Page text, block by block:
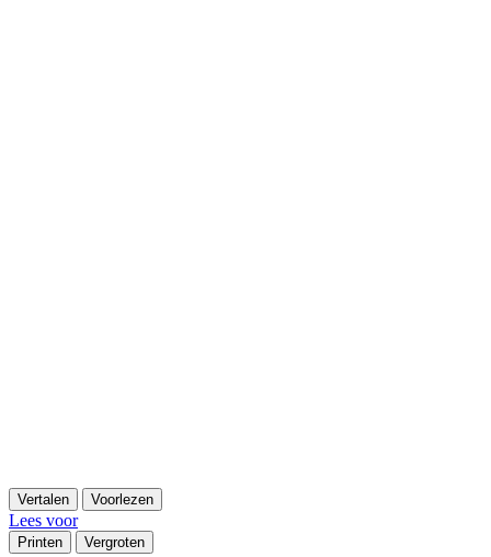
Vertalen Voorlezen
Lees voor
Printen Vergroten